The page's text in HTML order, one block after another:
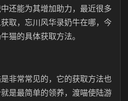
还能为其增加助力，最近很多
取，忘川风华录奶牛在哪，今
猫的具体获取方法。
非常常见的，它的获取方法也
是最简单的领养，渡喵使陆游